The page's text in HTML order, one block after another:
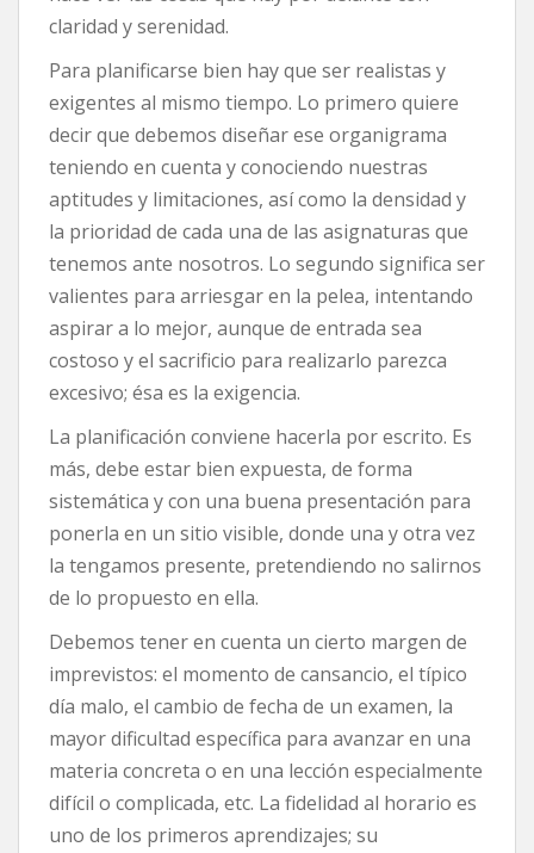
claridad y serenidad.
Para planificarse bien hay que ser realistas y
exigentes al mismo tiempo. Lo primero quiere
decir que debemos diseñar ese organigrama
teniendo en cuenta y conociendo nuestras
aptitudes y limitaciones, así como la densidad y
la prioridad de cada una de las asignaturas que
tenemos ante nosotros. Lo segundo significa ser
valientes para arriesgar en la pelea, intentando
aspirar a lo mejor, aunque de entrada sea
costoso y el sacrificio para realizarlo parezca
excesivo; ésa es la exigencia.
La planificación conviene hacerla por escrito. Es
más, debe estar bien expuesta, de forma
sistemática y con una buena presentación para
ponerla en un sitio visible, donde una y otra vez
la tengamos presente, pretendiendo no salirnos
de lo propuesto en ella.
Debemos tener en cuenta un cierto margen de
imprevistos: el momento de cansancio, el típico
día malo, el cambio de fecha de un examen, la
mayor dificultad específica para avanzar en una
materia concreta o en una lección especialmente
difícil o complicada, etc. La fidelidad al horario es
uno de los primeros aprendizajes; su